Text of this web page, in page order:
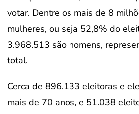
votar. Dentre os mais de 8
mulheres, ou seja 52,8% do
3.968.513 são homens,
total.
Cerca de 896.133 eleitoras e
mais de 70 anos, e 51.038